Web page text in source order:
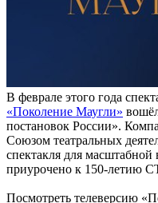
В феврале этого года
«Поколение Маугли»
постановок России».
Союзом театральных
спектакля для масштабной
приурочено к 150-летию
Посмотреть телеверсию